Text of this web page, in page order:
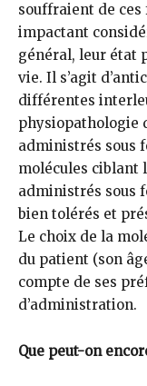
souffraient de
impactant
général, leur état
vie. Il s’agit
différentes
physiopathologie
administrés sous
molécules ciblant
administrés sous
bien tolérés et
Le choix de la
du patient (son
compte de ses
d’administration.
Que peut-on